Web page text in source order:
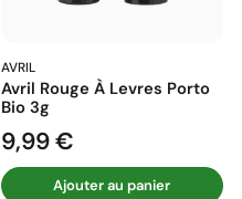
AVRIL
Avril Rouge À Levres Porto
Bio 3g
Prix
9,99 €
Ajouter au panier